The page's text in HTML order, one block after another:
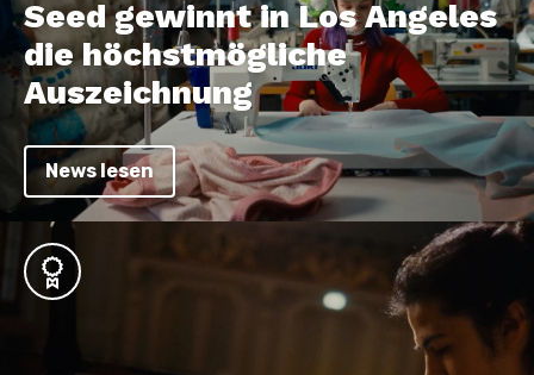
Seed gewinnt in Los Angeles
die höchstmögliche
Auszeichnung
News lesen